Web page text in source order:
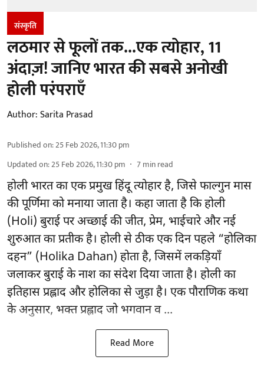
संस्कृति
लठमार से फूलों तक...एक त्योहार, 11
अंदाज़! जानिए भारत की सबसे अनोखी
होली परंपराएँ
Author:Sarita Prasad
Published on:25 Feb 2026, 11:30 pm
Updated on:25 Feb 2026, 11:30 pm 7min read
होली भारत का एक प्रमुख हिंदू त्योहार है, जिसे फाल्गुन मास
की पूर्णिमा को मनाया जाता है। कहा जाता है कि होली
(Holi) बुराई पर अच्छाई की जीत, प्रेम, भाईचारे और नई
शुरुआत का प्रतीक है। होली से ठीक एक दिन पहले “होलिका
दहन” (Holika Dahan) होता है, जिसमें लकड़ियाँ
जलाकर बुराई के नाश का संदेश दिया जाता है। होली का
इतिहास प्रह्लाद और होलिका से जुड़ा है। एक पौराणिक कथा
के अनुसार, भक्त प्रह्लाद जो भगवान व ...
Read More